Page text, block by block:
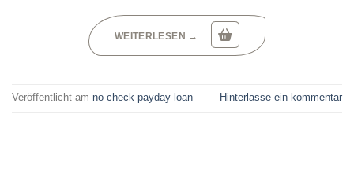
WEITERLESEN →
Veröffentlicht am no check payday loan Hinterlasse ein kommentar